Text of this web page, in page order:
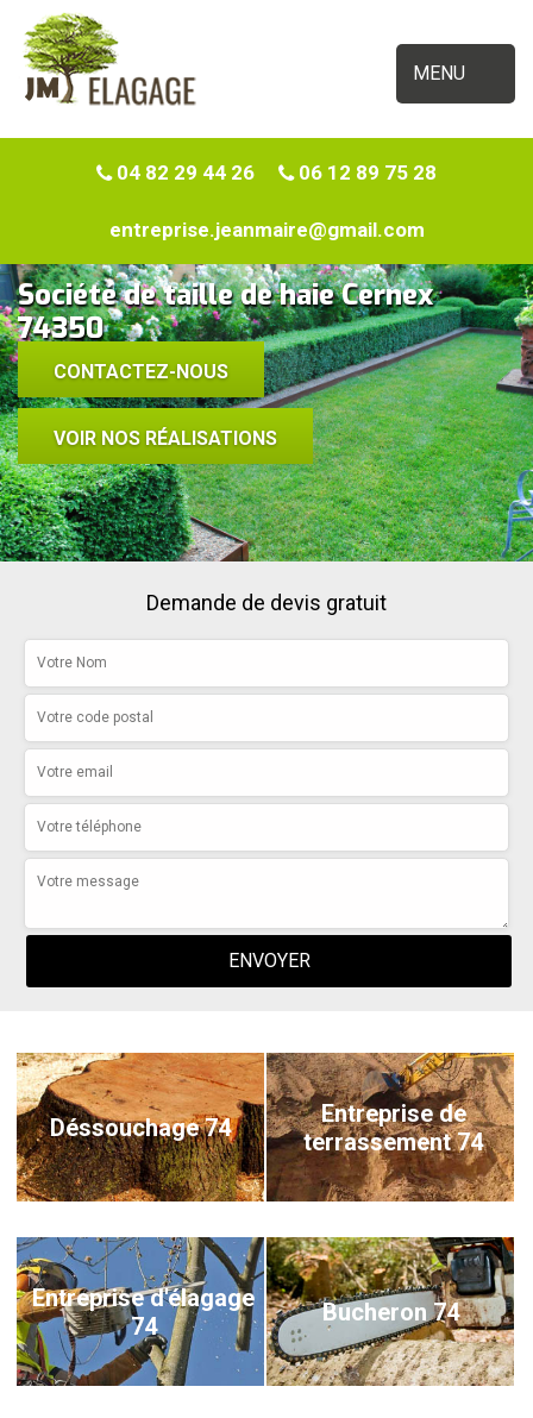
MENU
04 82 29 44 26 06 12 89 75 28
entreprise.jeanmaire@gmail.com
Société de taille de haie Cernex
74350
CONTACTEZ-NOUS
VOIR NOS RÉALISATIONS
Demande de devis gratuit
Déssouchage 74
Entreprise de
terrassement 74
Entreprise d'élagage
74
Bucheron 74